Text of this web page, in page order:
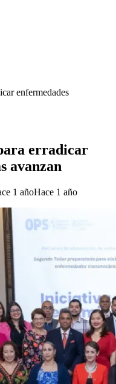
enfermedades
erradicar
avanzan
1 añoHace 1 año